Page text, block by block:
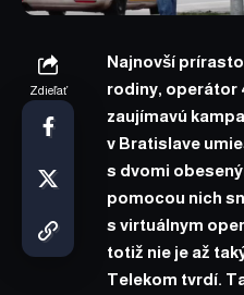
Zdieľať
Najnovší
rodiny, operátor
zaujímavú
v Bratislave
s dvomi
pomocou nich
s virtuálnym
totiž nie je až
Telekom tvrdí.